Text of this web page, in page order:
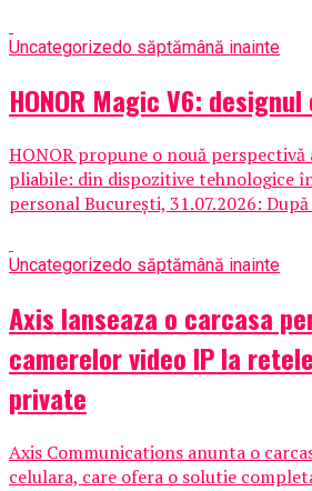
Uncategorizedo săptămână inainte
HONOR Magic V6:
HONOR propune o nouă
pliabile: din dispozitive tehnologice
personal București, 31.07.2026:
Uncategorizedo săptămână inainte
Axis lanseaza o carcasa
camerelor video IP la
private
Axis Communications anunta o
celulara, care ofera o solutie